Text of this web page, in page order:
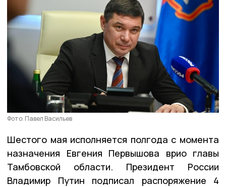
Фото: Павел Васильев
Шестого мая исполняется полгода с момента
назначения Евгения Первышова врио главы
Тамбовской области. Президент России
Владимир Путин подписал распоряжение 4